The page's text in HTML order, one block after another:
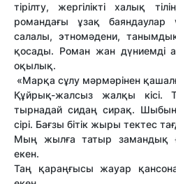
тірілту, жергілікті халық
романдағы ұзақ баяндаулар
салалы, этномәдени,
қосады. Роман жан дүниемді
оқылық.
«Марқа сұлу мәрмәрінен
Құйрық-жалсыз жалқы кісі.
тырнадай сидаң сирақ. Шыбын
сірі. Бағзы бітік жыры тектес
Мың жылға татыр замандық
екен.
Таң қараңғысы жауар